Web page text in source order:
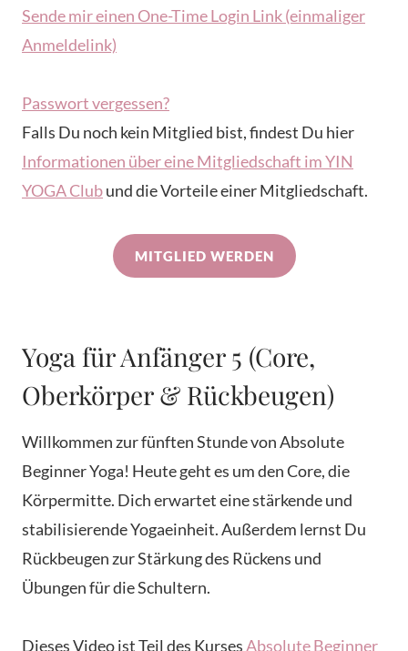
Sende mir einen One-Time Login Link (einmaliger
Anmeldelink)
Passwort vergessen?
Falls Du noch kein Mitglied bist, findest Du hier
Informationen über eine Mitgliedschaft im YIN
YOGA Clubund die Vorteile einer Mitgliedschaft.
MITGLIED WERDEN
Yoga für Anfänger 5 (Core,
Oberkörper & Rückbeugen)
Willkommen zur fünften Stunde von Absolute
Beginner Yoga! Heute geht es um den Core, die
Körpermitte. Dich erwartet eine stärkende und
stabilisierende Yogaeinheit. Außerdem lernst Du
Rückbeugen zur Stärkung des Rückens und
Übungen für die Schultern.
Dieses Video ist Teil des KursesAbsolute Beginner